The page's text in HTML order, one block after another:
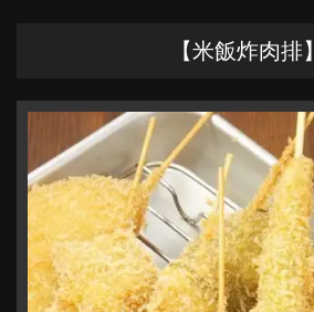
【米飯炸肉排】
串くし本舗 加古川店
お店情報をコピー
閉じる